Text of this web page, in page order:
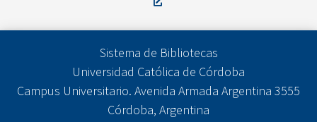
Sistema de Bibliotecas
Universidad Católica de Córdoba
Campus Universitario. Avenida Armada Argentina 3555
Córdoba, Argentina